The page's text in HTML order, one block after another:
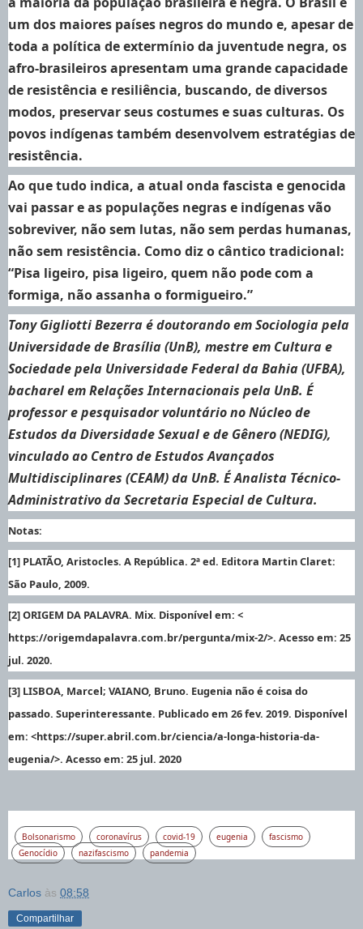
um dos maiores países negros do mundo e, apesar de
toda a política de extermínio da juventude negra, os
afro-brasileiros apresentam uma grande capacidade
de resistência e resiliência, buscando, de diversos
modos, preservar seus costumes e suas culturas. Os
povos indígenas também desenvolvem estratégias de
resistência.
Ao que tudo indica, a atual onda fascista e genocida
vai passar e as populações negras e indígenas vão
sobreviver, não sem lutas, não sem perdas humanas,
não sem resistência. Como diz o cântico tradicional:
“Pisa ligeiro, pisa ligeiro, quem não pode com a
formiga, não assanha o formigueiro.”
Tony Gigliotti Bezerra é doutorando em Sociologia pela
Universidade de Brasília (UnB), mestre em Cultura e
Sociedade pela Universidade Federal da Bahia (UFBA),
bacharel em Relações Internacionais pela UnB. É
professor e pesquisador voluntário no Núcleo de
Estudos da Diversidade Sexual e de Gênero (NEDIG),
vinculado ao Centro de Estudos Avançados
Multidisciplinares (CEAM) da UnB. É Analista Técnico-
Administrativo da Secretaria Especial de Cultura.
Notas:
[1] PLATÃO, Aristocles. A República. 2ª ed. Editora Martin Claret:
São Paulo, 2009.
[2] ORIGEM DA PALAVRA. Mix. Disponível em: <
https://origemdapalavra.com.br/pergunta/mix-2/>. Acesso em: 25
jul. 2020.
[3] LISBOA, Marcel; VAIANO, Bruno. Eugenia não é coisa do
passado. Superinteressante. Publicado em 26 fev. 2019. Disponível
em: <https://super.abril.com.br/ciencia/a-longa-historia-da-
eugenia/>. Acesso em: 25 jul. 2020
Bolsonarismo coronavírus covid-19 eugenia
fascismo
Genocídio
nazifascismo pandemia
Carlos às 08:58
Compartilhar